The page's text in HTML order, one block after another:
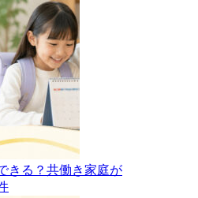
きる？共働き家庭が